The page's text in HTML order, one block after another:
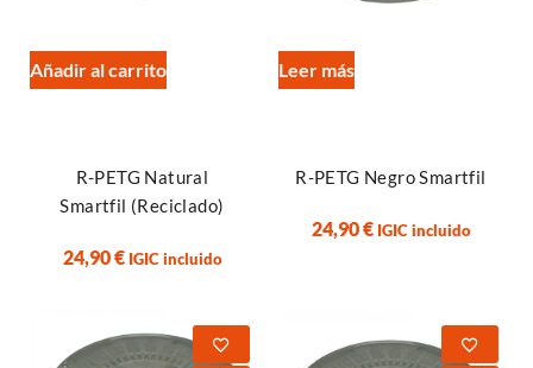
Añadir al carrito
R-PETG Natural
Smartfil (Reciclado)
24,90€ IGIC incluido
Leer más
R-PETG Negro Smartfil
24,90€ IGIC incluido